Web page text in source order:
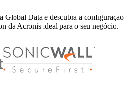
Global Data e descubra a configuração
da Acronis ideal para o seu negócio.